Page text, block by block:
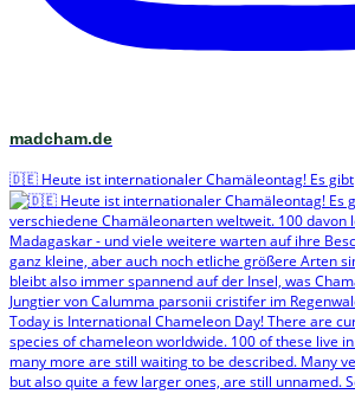
madcham.de
🇩🇪 Heute ist internationaler Chamäleontag! Es gibt